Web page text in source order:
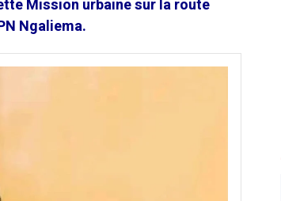
Mission urbaine sur la route
Ngaliema.